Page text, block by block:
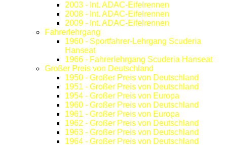
2003 - Int. ADAC-Eifelrennen
2008 - Int. ADAC-Eifelrennen
2009 - Int. ADAC-Eifelrennen
Fahrerlehrgang
1960 - Sportfahrer-Lehrgang Scuderia
Hanseat
1966 - Fahrerlehrgang Scuderia Hanseat
Großer Preis von Deutschland
1950 - Großer Preis von Deutschland
1951 - Großer Preis von Deutschland
1954 - Großer Preis von Europa
1960 - Großer Preis von Deutschland
1961 - Großer Preis von Europa
1962 - Großer Preis von Deutschland
1963 - Großer Preis von Deutschland
1964 - Großer Preis von Deutschland